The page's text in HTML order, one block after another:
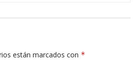
están marcados con *